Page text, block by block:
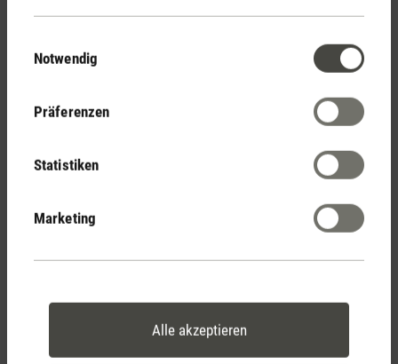
Notwendig
Präferenzen
Statistiken
Marketing
Alle akzeptieren
Deine Vorteile
2 Jahre Garantie mit
eigenem Servicecenter